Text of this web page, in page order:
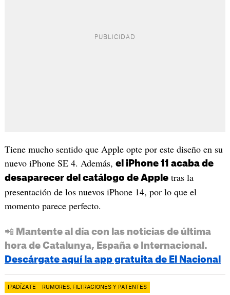
Tiene mucho sentido que Apple opte por este diseño en su
nuevo iPhone SE 4. Además, el iPhone 11 acaba de
desaparecer del catálogo de Appletras la
presentación de los nuevos iPhone 14, por lo que el
momento parece perfecto.
📲 Mantente al día con las noticias de última
hora de Catalunya, España e Internacional.
Descárgate aquí la app gratuita de El Nacional
IPADÍZATE RUMORES, FILTRACIONES Y PATENTES